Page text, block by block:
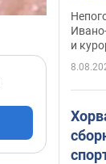
и